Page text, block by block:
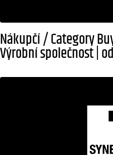
Nákupčí / Category
Výrobní společnost |